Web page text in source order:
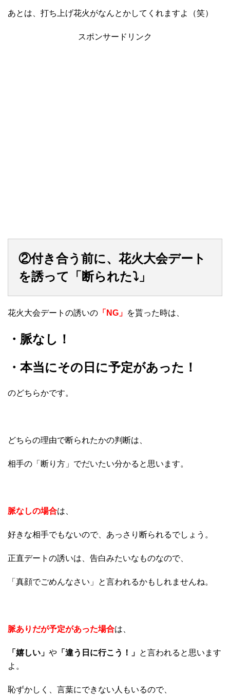
あとは、打ち上げ花火がなんとかしてくれますよ（笑）
スポンサードリンク
②付き合う前に、花火大会デート
を誘って「断られた⤵︎」
花火大会デートの誘いの 「NG」 を貰った時は、
・脈なし！
・本当にその日に予定があった！
のどちらかです。
どちらの理由で断られたかの判断は、
相手の「断り方」でだいたい分かると思います。
脈なしの場合は、
好きな相手でもないので、あっさり断られるでしょう。
正直デートの誘いは、告白みたいなものなので、
「真顔でごめんなさい」と言われるかもしれませんね。
脈ありだが予定があった場合は、
「嬉しい」 や 「違う日に行こう！」 と言われると思います
よ。
恥ずかしく、言葉にできない人もいるので、